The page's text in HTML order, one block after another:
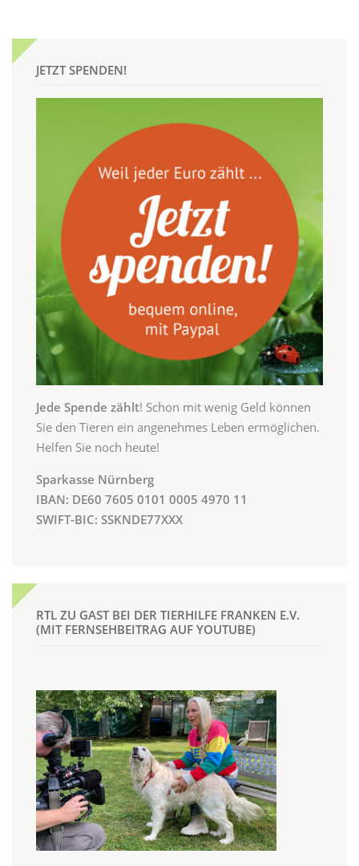
JETZT SPENDEN!
Jede Spende zählt! Schon mit wenig Geld können
Sie den Tieren ein angenehmes Leben ermöglichen.
Helfen Sie noch heute!
Sparkasse Nürnberg
IBAN: DE60 7605 0101 0005 4970 11
SWIFT-BIC: SSKNDE77XXX
RTL ZU GAST BEI DER TIERHILFE FRANKEN E.V.
(MIT FERNSEHBEITRAG AUF YOUTUBE)